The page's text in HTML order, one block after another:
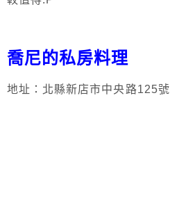
喬尼的私房料理
地址：北縣新店市中央路125號